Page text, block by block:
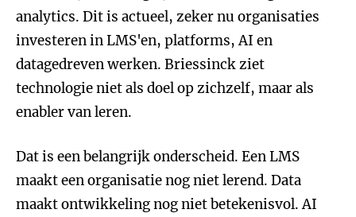
analytics. Dit is actueel, zeker nu organisaties
investeren in LMS'en, platforms, AI en
datagedreven werken. Briessinck ziet
technologie niet als doel op zichzelf, maar als
enabler van leren.
Dat is een belangrijk onderscheid. Een LMS
maakt een organisatie nog niet lerend. Data
maakt ontwikkeling nog niet betekenisvol. AI